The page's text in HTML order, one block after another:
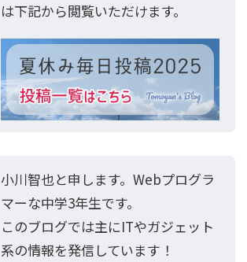
は下記から閲覧いただけます。
小川智也と申します。Webプログラ
マーな中学3年生です。
このブログでは主にITやガジェット
系の情報を発信しています！